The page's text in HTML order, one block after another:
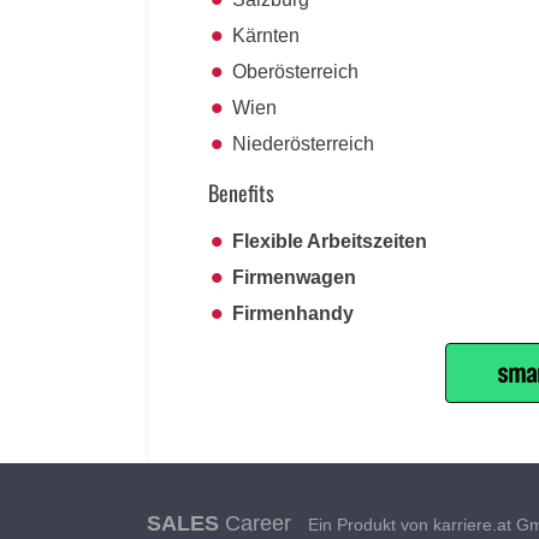
Kärnten
Oberösterreich
Wien
Niederösterreich
Benefits
Flexible Arbeitszeiten
Firmenwagen
Firmenhandy
SALES Career Ein Produkt von karriere.at